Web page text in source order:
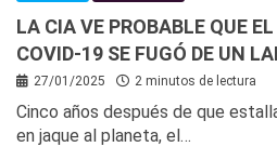
LA CIA VE PROBABLE QUE
COVID-19 SE FUGÓ DE UN
27/01/2025 2 minutos de lectura
Cinco años después de que
en jaque al planeta, el…